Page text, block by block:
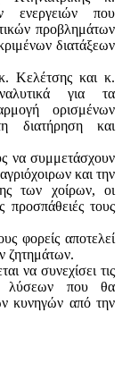
ενεργειών που
προβλημάτων
διατάξεων
Κελέτσης και κ.
για τα
ορισμένων
διατήρηση και
να συμμετάσχουν
και την
των χοίρων, οι
προσπάθειές τους
φορείς αποτελεί
ζητημάτων.
να συνεχίσει τις
λύσεων που θα
κυνηγών από την